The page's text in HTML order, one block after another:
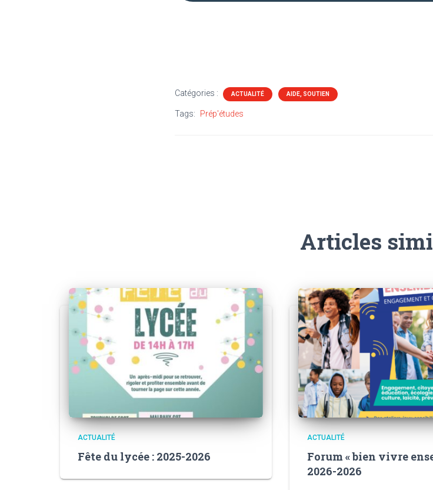
Catégories : ACTUALITÉ AIDE, SOUTIEN
Tags: Prép'études
Articles
ACTUALITÉ
Fête du lycée : 2025-2026
ACTUALITÉ
Forum « bien vivre
2026-2026